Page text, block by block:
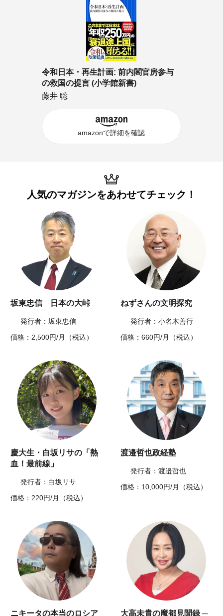
令和日本・再生計画: 前内閣官房参与
の救国の提言 (小学館新書)
藤井 聡
amazonで詳細を確認
人気のマガジンをあわせてチェック！
坂東忠信 日本の大峠
発行者：坂東忠信
価格：2,500円/月（税込）
ねずさんの文明探究
発行者：小名木善行
価格：660円/月（税込）
慶大生・白坂リサの「熱
血！最前線」
発行者：白坂リサ
価格：220円/月（税込）
渡邉哲也政経塾
発行者：渡邉哲也
価格：10,000円/月（税込）
ニキータの本当のロシア 大高未貴の魔都見聞録 ─